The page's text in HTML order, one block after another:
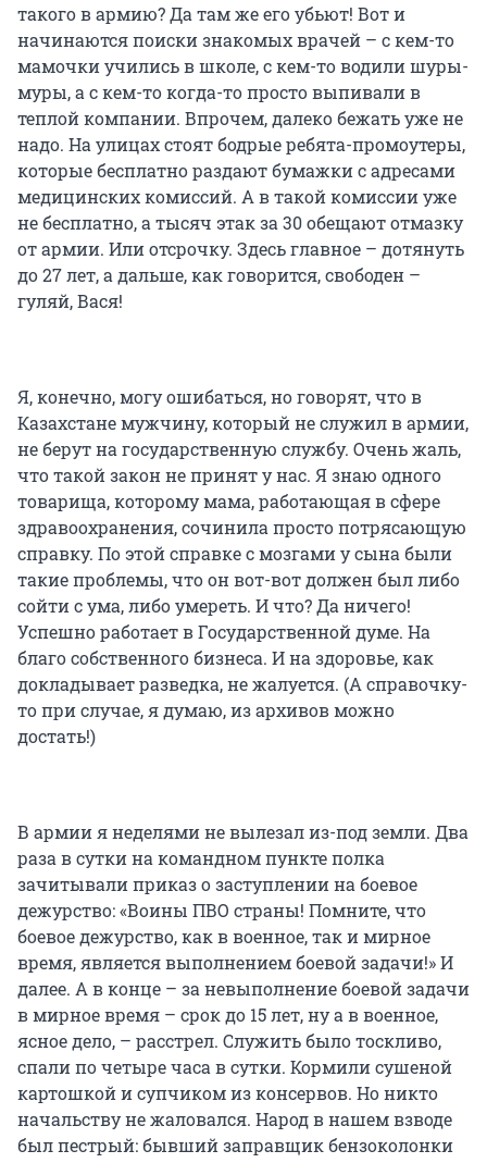
такого в армию? Да там же его убьют! Вот и
начинаются поиски знакомых врачей – с кем-то
мамочки учились в школе, с кем-то водили шуры-
муры, а с кем-то когда-то просто выпивали в
теплой компании. Впрочем, далеко бежать уже не
надо. На улицах стоят бодрые ребята-промоутеры,
которые бесплатно раздают бумажки с адресами
медицинских комиссий. А в такой комиссии уже
не бесплатно, а тысяч этак за 30 обещают отмазку
от армии. Или отсрочку. Здесь главное – дотянуть
до 27 лет, а дальше, как говорится, свободен –
гуляй, Вася!
Я, конечно, могу ошибаться, но говорят, что в
Казахстане мужчину, который не служил в армии,
не берут на государственную службу. Очень жаль,
что такой закон не принят у нас. Я знаю одного
товарища, которому мама, работающая в сфере
здравоохранения, сочинила просто потрясающую
справку. По этой справке с мозгами у сына были
такие проблемы, что он вот-вот должен был либо
сойти с ума, либо умереть. И что? Да ничего!
Успешно работает в Государственной думе. На
благо собственного бизнеса. И на здоровье, как
докладывает разведка, не жалуется. (А справочку-
то при случае, я думаю, из архивов можно
достать!)
В армии я неделями не вылезал из-под земли. Два
раза в сутки на командном пункте полка
зачитывали приказ о заступлении на боевое
дежурство: «Воины ПВО страны! Помните, что
боевое дежурство, как в военное, так и мирное
время, является выполнением боевой задачи!» И
далее. А в конце – за невыполнение боевой задачи
в мирное время – срок до 15 лет, ну а в военное,
ясное дело, – расстрел. Служить было тоскливо,
спали по четыре часа в сутки. Кормили сушеной
картошкой и супчиком из консервов. Но никто
начальству не жаловался. Народ в нашем взводе
был пестрый: бывший заправщик бензоколонки